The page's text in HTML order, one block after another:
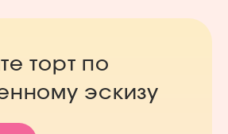
торт по
эскизу